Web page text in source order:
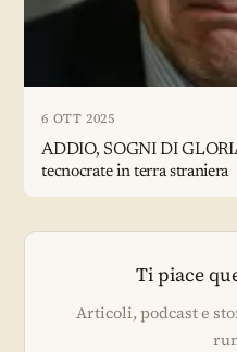
6 OTT 2025
ADDIO, SOGNI DI
tecnocrate in terra straniera
Ti piace
Articoli, podcast e